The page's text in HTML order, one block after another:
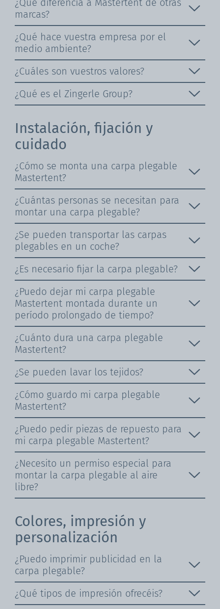
marcas?
¿Qué hace vuestra empresa por el
medio ambiente?
¿Cuáles son vuestros valores?
¿Qué es el Zingerle Group?
Instalación, fijación y
cuidado
¿Cómo se monta una carpa plegable
Mastertent?
¿Cuántas personas se necesitan para
montar una carpa plegable?
¿Se pueden transportar las carpas
plegables en un coche?
¿Es necesario fijar la carpa plegable?
¿Puedo dejar mi carpa plegable
Mastertent montada durante un
período prolongado de tiempo?
¿Cuánto dura una carpa plegable
Mastertent?
¿Se pueden lavar los tejidos?
¿Cómo guardo mi carpa plegable
Mastertent?
¿Puedo pedir piezas de repuesto para
mi carpa plegable Mastertent?
¿Necesito un permiso especial para
montar la carpa plegable al aire
libre?
Colores, impresión y
personalización
¿Puedo imprimir publicidad en la
carpa plegable?
¿Qué tipos de impresión ofrecéis?